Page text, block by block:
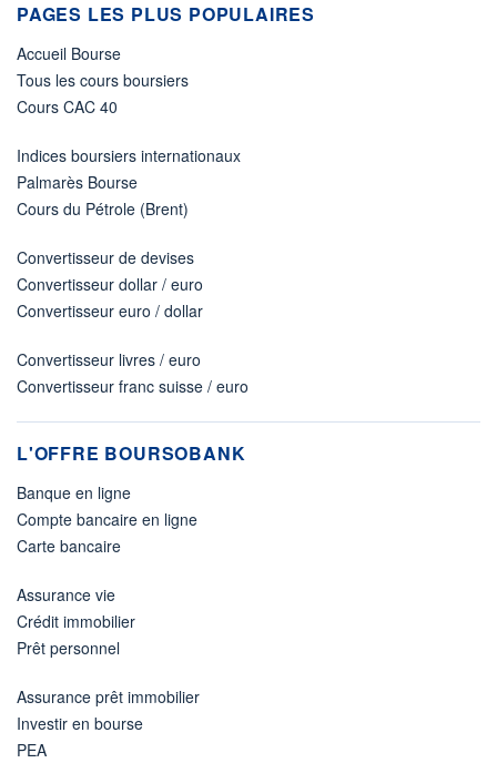
PAGES LES PLUS POPULAIRES
Accueil Bourse
Tous les cours boursiers
Cours CAC 40
Indices boursiers internationaux
Palmarès Bourse
Cours du Pétrole (Brent)
Convertisseur de devises
Convertisseur dollar / euro
Convertisseur euro / dollar
Convertisseur livres / euro
Convertisseur franc suisse / euro
L'OFFRE BOURSOBANK
Banque en ligne
Compte bancaire en ligne
Carte bancaire
Assurance vie
Crédit immobilier
Prêt personnel
Assurance prêt immobilier
Investir en bourse
PEA